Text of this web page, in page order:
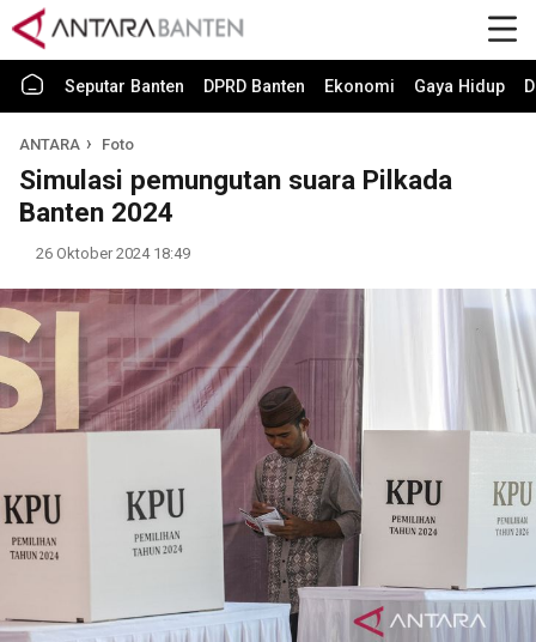
Seputar Banten DPRD Banten Ekonomi Gaya Hidup
ANTARA Foto
Simulasi pemungutan suara Pilkada
Banten 2024
26 Oktober 2024 18:49